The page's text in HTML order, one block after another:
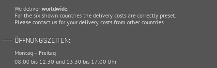
We deliver worldwide.
For the six shown countries the delivery costs are correctly preset.
Please contact us for your delivery costs from other countries.
ÖFFNUNGSZEITEN:
Montag – Freitag
08:00 bis 12:30 und 13:30 bis 17:00 Uhr